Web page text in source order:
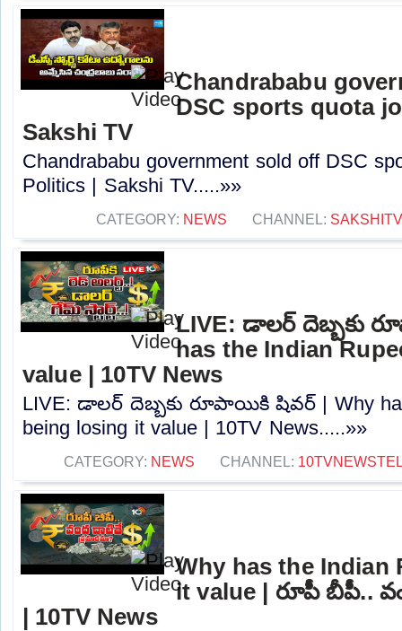
Chandrababu
DSC sports quota
Sakshi TV
Chandrababu government sold off DSC
Politics | Sakshi TV.....»»
CATEGORY: NEWS CHANNEL: SAKSHITV
LIVE: డాలర్‌ దెబ్బకు
has the Indian
value | 10TV News
LIVE: డాలర్‌ దెబ్బకు రూపాయికి షివర్ | Why
being losing it value | 10TV News.....»»
CATEGORY: NEWS CHANNEL:
Why has the Indian
it value | రూపీ
| 10TV News